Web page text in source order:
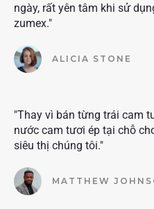
ngày, rất yên tâm khi sử
zumex."
ALICIA STONE
"Thay vì bán từng trái cam
nước cam tươi ép tại chỗ
siêu thị chúng tôi."
MATTHEW